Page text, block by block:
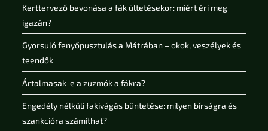
Kerttervező bevonása a fák ültetésekor: miért éri meg
igazán?
Gyorsuló fenyőpusztulás a Mátrában – okok, veszélyek és
teendők
Ártalmasak-e a zuzmók a fákra?
Engedély nélküli fakivágás büntetése: milyen bírságra és
szankcióra számíthat?